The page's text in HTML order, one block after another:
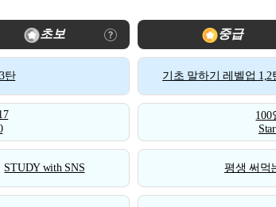
초보 중급
탄 기초 말하기 레벨업 1,2
100
STUDY with SNS 평생 써먹